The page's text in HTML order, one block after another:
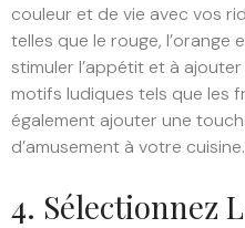
couleur et de vie avec vos
telles que le rouge, l’orange
stimuler l’appétit et à ajouter
motifs ludiques tels que les
également ajouter une
d’amusement à votre cuisine.
4. Sélectionnez